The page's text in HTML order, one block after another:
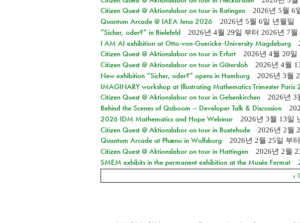
Citizen Quest @ Aktionslabor on tour in Ratingen 2026년 5월 6
Quantum Arcade @ IAEA Jena 2026 2026년 5월 6일 년월일
“Sicher, oder?” in Bielefeld 2026년 4월 29일 부터 2026년 7
I AM AI exhibition at Otto-von-Guericke-University Magdeburg
Citizen Quest @ Aktionslabor on tour in Erfurt 2026년 4월 20일
Citizen Quest @ Aktionslabor on tour in Gütersloh 2026년 4월
New exhibition “Sicher, oder?” opens in Hamburg 2026년 3월
IMAGINARY workshop at Illustrating Mathematics Trimester Paris
Citizen Quest @ Aktionslabor on tour in Gelsenkirchen 2026년 3
Behind the Scenes of Qaboom – Developer Talk & Discussion
2026 IDM Mathematics and Hope Webinar 2026년 3월 13일
Citizen Quest @ Aktionslabor on tour in Buxtehude 2026년 2월
Quantum Arcade at Phæno in Wolfsburg 2026년 2월 25일 부터
Citizen Quest @ Aktionslabor on tour in Hattingen 2026년 2월
SMEM exhibits in the permanent exhibition at the Musée Fermat
‹